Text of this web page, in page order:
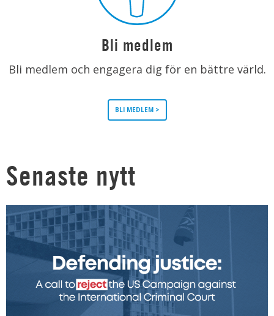
Bli medlem
Bli medlem och engagera dig för en bättre värld.
BLI MEDLEM >
Senaste nytt